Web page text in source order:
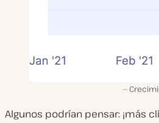
Algunos podrían pensar: ¡más